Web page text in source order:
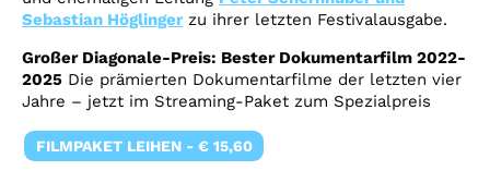
Sebastian Höglingerzu ihrer letzten Festivalausgabe.
Großer Diagonale-Preis: Bester Dokumentarfilm 2022-
2025 Die prämierten Dokumentarfilme der letzten vier
Jahre – jetzt im Streaming-Paket zum Spezialpreis
FILMPAKET LEIHEN - € 15,60